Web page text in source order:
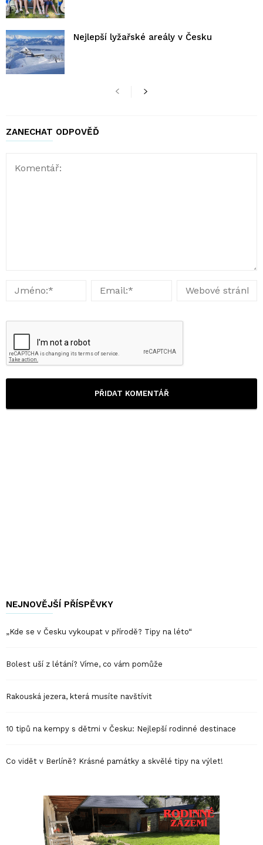
Nejlepší lyžařské areály v Česku
ZANECHAT ODPOVĚĎ
NEJNOVĚJŠÍ PŘÍSPĚVKY
„Kde se v Česku vykoupat v přírodě? Tipy na léto“
Bolest uší z létání? Víme, co vám pomůže
Rakouská jezera, která musíte navštívit
10 tipů na kempy s dětmi v Česku: Nejlepší rodinné destinace
Co vidět v Berlíně? Krásné památky a skvělé tipy na výlet!